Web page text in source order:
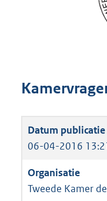
06-04-2016
Tweede Kamer